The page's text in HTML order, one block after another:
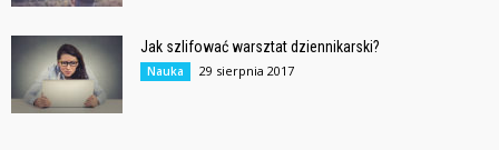
Jak szlifować warsztat dziennikarski?
Nauka 29 sierpnia 2017